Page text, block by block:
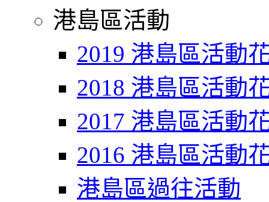
港島區活動
2019 港島區活動
2018 港島區活動
2017 港島區活動
2016 港島區活動
港島區過往活動